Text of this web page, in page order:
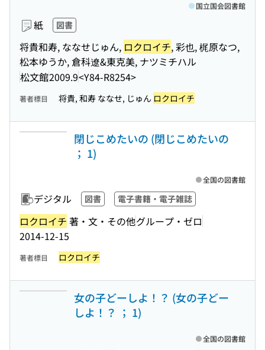
紙 図書
将貴和寿, ななせじゅん, ロクロイチ, 彩也, 梶原なつ,
松本ゆうか, 倉科遼&東克美, ナツミチハル
松文館2009.9<Y84-R8254>
国立国会図書館
著者標目 将貴, 和寿 ななせ, じゅん ロクロイチ
閉じこめたいの (閉じこめたいの
； 1)
デジタル 図書 電子書籍・電子雑誌
ロクロイチ 著・文・その他グループ・ゼロ
2014-12-15
全国の図書館
著者標目 ロクロイチ
女の子どーしよ！？ (女の子どー
しよ！？ ； 1)
全国の図書館